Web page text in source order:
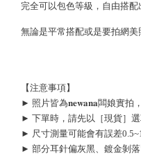
完全可以包色等級，自由搭配
無論是平常搭配或是要拍網
【注意事項】
► 照片皆為𝐧𝐞𝐰𝐚𝐧𝐚闆娘實拍
► 下單時，請先以［現貨］
► 尺寸測量可能會有誤差
► 部分耳針偏灰黑、鍍金剝